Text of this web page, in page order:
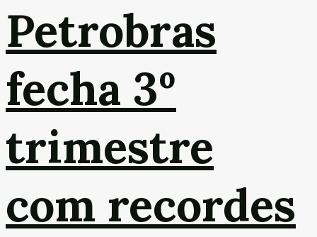
Petrobras
fecha 3º
trimestre
com recordes